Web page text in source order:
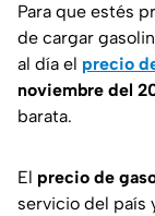
Para que estés
de cargar
al día el precio
noviembre del
barata.
El precio de
servicio del país